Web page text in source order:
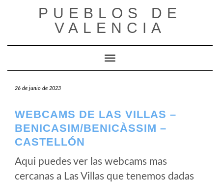
PUEBLOS DE
VALENCIA
Cambiar modo de navegación
26 de junio de 2023
WEBCAMS DE LAS VILLAS –
BENICASIM/BENICÀSSIM –
CASTELLÓN
Aqui puedes ver las webcams mas
cercanas a Las Villas que tenemos dadas